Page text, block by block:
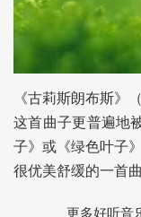
《古莉斯朗布斯》
这首曲子更普遍地
子》或《绿色叶子》
很优美舒缓的一首
更多好听音